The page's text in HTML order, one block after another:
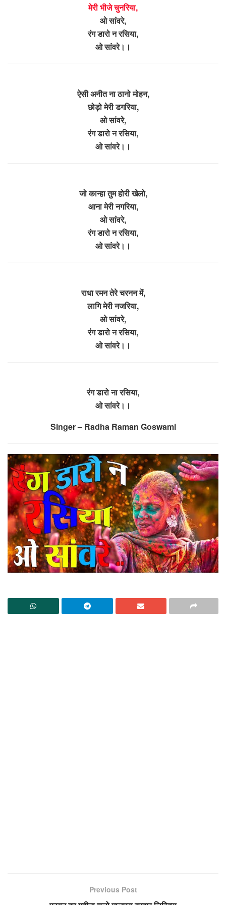
मेरी भीजे चुनरिया,
ओ सांवरे,
रंग डारो न रसिया,
ओ सांवरे।।
ऐसी अनीत ना ठानो मोहन,
छोड़ो मेरी डगरिया,
ओ सांवरे,
रंग डारो न रसिया,
ओ सांवरे।।
जो कान्हा तुम होरी खेलो,
आना मेरी नगरिया,
ओ सांवरे,
रंग डारो न रसिया,
ओ सांवरे।।
राधा रमन तेरे चरनन में,
लागि मेरी नजरिया,
ओ सांवरे,
रंग डारो न रसिया,
ओ सांवरे।।
रंग डारो ना रसिया,
ओ सांवरे।।
Singer – Radha Raman Goswami
Previous Post